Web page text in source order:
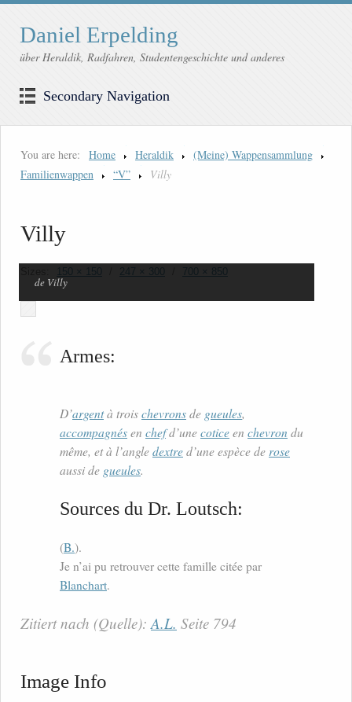
Daniel Erpelding
über Heraldik, Radfahren, Studentengeschichte und anderes
Secondary Navigation
You are here: Home Heraldik
(Meine) Wappensammlung
Familienwappen
“V” Villy
Villy
150 × 150 247 × 300 700 × 850
de Villy
Armes:
D’argentà troischevronsde gueules,
accompagnésen chefd’unecoticeen chevron du
même, et à l’angledextred’une espèce derose
aussi de gueules.
Sources du Dr. Loutsch:
(B.).
Je n’ai pu retrouver cette famille citée par
Blanchart.
Zitiert nach (Quelle):A.L. Seite 794
Image Info